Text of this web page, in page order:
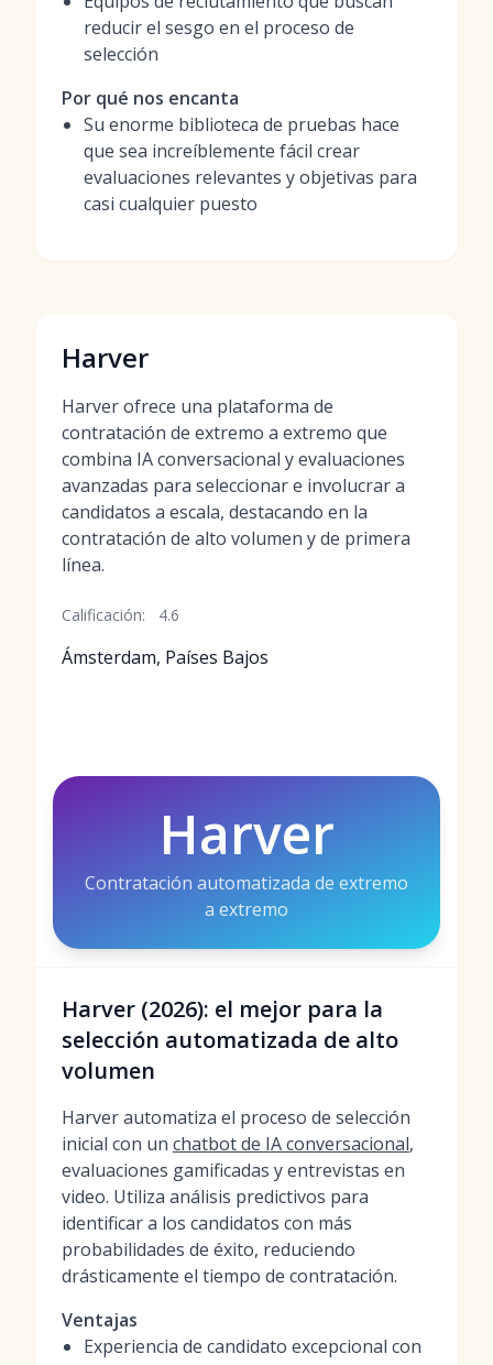
reducir el sesgo en el proceso de
selección
Por qué nos encanta
Su enorme biblioteca de pruebas hace
que sea increíblemente fácil crear
evaluaciones relevantes y objetivas para
casi cualquier puesto
Harver
Harver ofrece una plataforma de
contratación de extremo a extremo que
combina IA conversacional y evaluaciones
avanzadas para seleccionar e involucrar a
candidatos a escala, destacando en la
contratación de alto volumen y de primera
línea.
Calificación: 4.6
Ámsterdam, Países Bajos
Harver
Contratación automatizada de extremo
a extremo
Harver (2026): el mejor para la
selección automatizada de alto
volumen
Harver automatiza el proceso de selección
inicial con un chatbot de IA conversacional,
evaluaciones gamificadas y entrevistas en
video. Utiliza análisis predictivos para
identificar a los candidatos con más
probabilidades de éxito, reduciendo
drásticamente el tiempo de contratación.
Ventajas
Experiencia de candidato excepcional con